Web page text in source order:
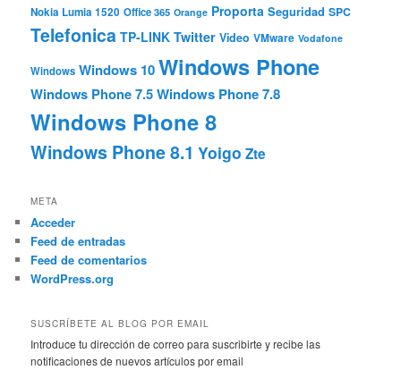
Nokia Lumia 1520 Office 365 Orange Proporta Seguridad SPC
Telefonica TP-LINK Twitter Video VMware Vodafone
Windows Windows 10Windows Phone
Windows Phone 7.5Windows Phone 7.8
Windows Phone 8
Windows Phone 8.1 Yoigo Zte
META
Acceder
Feed de entradas
Feed de comentarios
WordPress.org
SUSCRÍBETE AL BLOG POR EMAIL
Introduce tu dirección de correo para suscribirte y recibe las
notificaciones de nuevos artículos por email